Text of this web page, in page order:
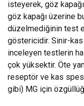
isteyerek, göz
göz kapağı üzerine
düzelmediğinin test
göstericidir. Sinir-
inceleyen testlerin
çok yüksektir. Öte
reseptör ve kas
gibi) MG için